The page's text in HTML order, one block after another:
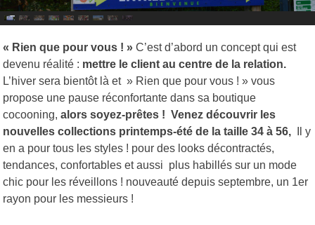
« Rien que pour vous ! » C’est d’abord un concept qui est
devenu réalité : mettre le client au centre de la relation.
L’hiver sera bientôt là et » Rien que pour vous ! » vous
propose une pause réconfortante dans sa boutique
cocooning,alors soyez-prêtes ! Venez découvrir les
nouvelles collections printemps-été de la taille 34 à 56,
Il y
en a pour tous les styles ! pour des looks décontractés,
tendances, confortables et aussi plus habillés sur un mode
chic pour les réveillons ! nouveauté depuis septembre, un 1er
rayon pour les messieurs !